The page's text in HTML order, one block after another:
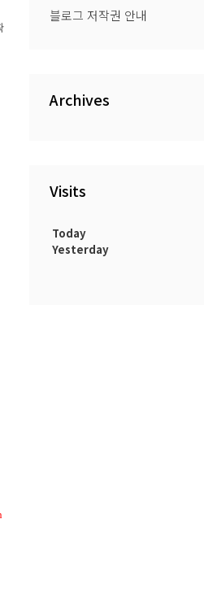
블로그 저작권 안내
Archives
Visits
Today
Yesterday